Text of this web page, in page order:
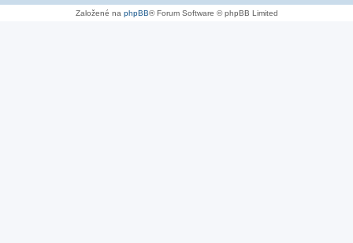
Založené na phpBB® Forum Software © phpBB Limited